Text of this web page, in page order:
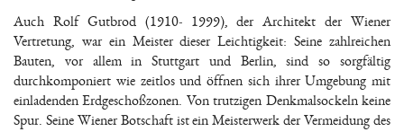
Auch Rolf Gutbrod (1910- 1999), der Architekt der Wiener
Vertretung, war ein Meister dieser Leichtigkeit: Seine zahlreichen
Bauten, vor allem in Stuttgart und Berlin, sind so sorgfältig
durchkomponiert wie zeitlos und öffnen sich ihrer Umgebung mit
einladenden Erdgeschoßzonen. Von trutzigen Denkmalsockeln keine
Spur. Seine Wiener Botschaft ist ein Meisterwerk der Vermeidung des